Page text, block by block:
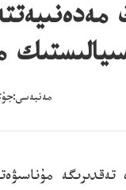
تەقدىرىگە